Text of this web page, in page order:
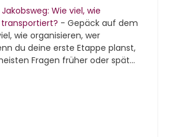
Wie viel, wie
- Gepäck auf dem
wie organisieren, wer
du deine erste Etappe planst,
Fragen früher oder spät...